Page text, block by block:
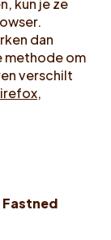
kun je ze
dan
methode om
verschilt
,